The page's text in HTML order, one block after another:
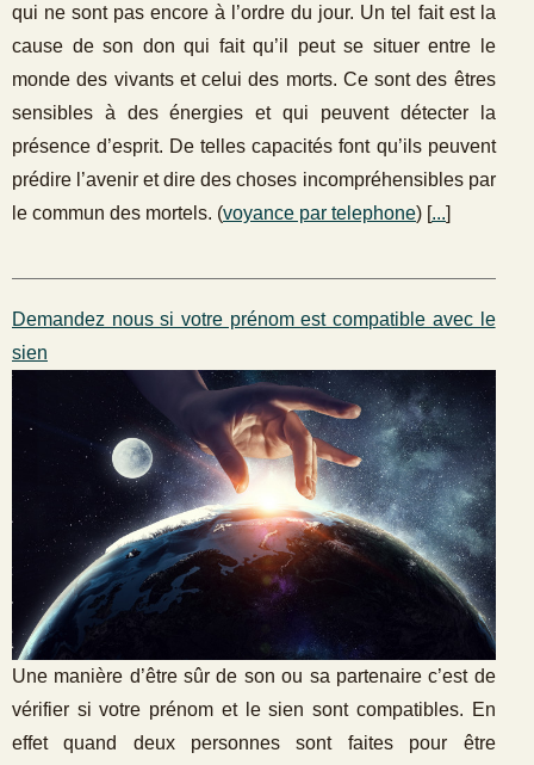
qui ne sont pas encore à l’ordre du jour. Un tel fait est la
cause de son don qui fait qu’il peut se situer entre le
monde des vivants et celui des morts. Ce sont des êtres
sensibles à des énergies et qui peuvent détecter la
présence d’esprit. De telles capacités font qu’ils peuvent
prédire l’avenir et dire des choses incompréhensibles par
le commun des mortels. (voyance par telephone) [...]
Demandez nous si votre prénom est compatible avec le
sien
Une manière d’être sûr de son ou sa partenaire c’est de
vérifier si votre prénom et le sien sont compatibles. En
effet quand deux personnes sont faites pour être